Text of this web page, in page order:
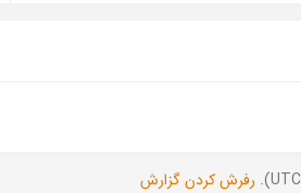
رفرش کردن گزارش